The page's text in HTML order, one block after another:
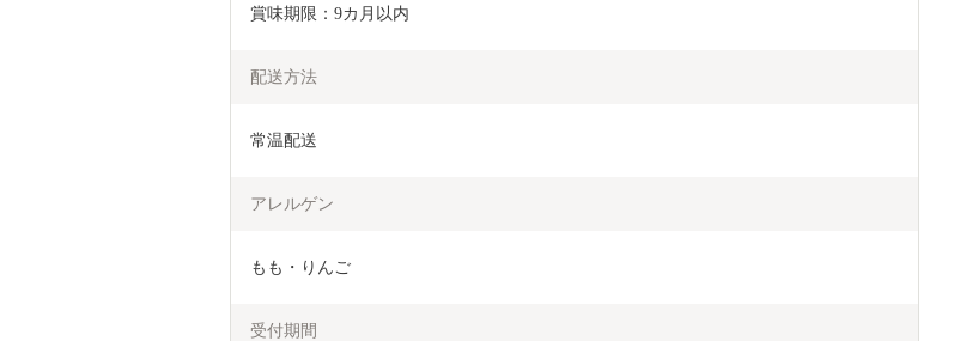
賞味期限：9カ月以内
配送方法
常温配送
アレルゲン
もも・りんご
受付期間